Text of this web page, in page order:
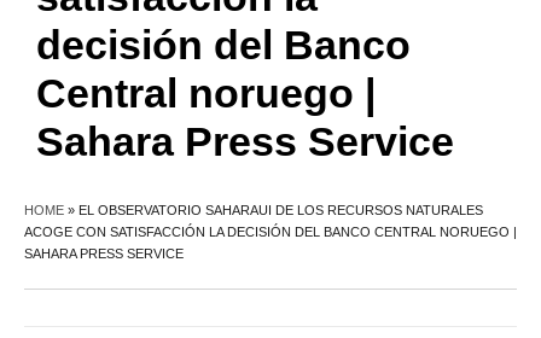
decisión del Banco
Central noruego |
Sahara Press Service
HOME » EL OBSERVATORIO SAHARAUI DE LOS RECURSOS NATURALES
ACOGE CON SATISFACCIÓN LA DECISIÓN DEL BANCO CENTRAL NORUEGO |
SAHARA PRESS SERVICE